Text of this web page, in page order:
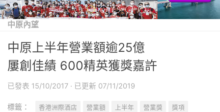
中原內望
中原上半年營業額逾25億
屢創佳績 600精英獲獎嘉許
已發表 15/10/2017 · 已更新 07/11/2019
標籤： 香港洲際酒店 營業額 上半年 營業獎 獎項